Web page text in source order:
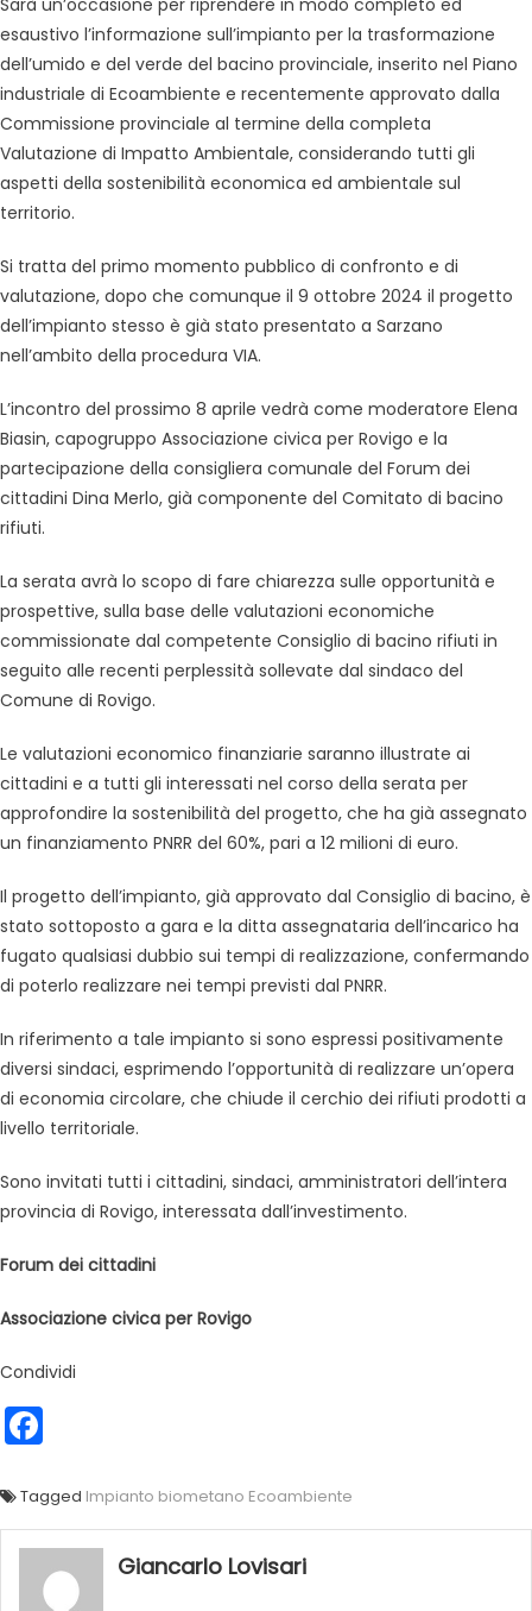
Sarà un’occasione per riprendere in modo completo ed
esaustivo l’informazione sull’impianto per la trasformazione
dell’umido e del verde del bacino provinciale, inserito nel Piano
industriale di Ecoambiente e recentemente approvato dalla
Commissione provinciale al termine della completa
Valutazione di Impatto Ambientale, considerando tutti gli
aspetti della sostenibilità economica ed ambientale sul
territorio.
Si tratta del primo momento pubblico di confronto e di
valutazione, dopo che comunque il 9 ottobre 2024 il progetto
dell’impianto stesso è già stato presentato a Sarzano
nell’ambito della procedura VIA.
L’incontro del prossimo 8 aprile vedrà come moderatore Elena
Biasin, capogruppo Associazione civica per Rovigo e la
partecipazione della consigliera comunale del Forum dei
cittadini Dina Merlo, già componente del Comitato di bacino
rifiuti.
La serata avrà lo scopo di fare chiarezza sulle opportunità e
prospettive, sulla base delle valutazioni economiche
commissionate dal competente Consiglio di bacino rifiuti in
seguito alle recenti perplessità sollevate dal sindaco del
Comune di Rovigo.
Le valutazioni economico finanziarie saranno illustrate ai
cittadini e a tutti gli interessati nel corso della serata per
approfondire la sostenibilità del progetto, che ha già assegnato
un finanziamento PNRR del 60%, pari a 12 milioni di euro.
Il progetto dell’impianto, già approvato dal Consiglio di bacino, è
stato sottoposto a gara e la ditta assegnataria dell’incarico ha
fugato qualsiasi dubbio sui tempi di realizzazione, confermando
di poterlo realizzare nei tempi previsti dal PNRR.
In riferimento a tale impianto si sono espressi positivamente
diversi sindaci, esprimendo l’opportunità di realizzare un’opera
di economia circolare, che chiude il cerchio dei rifiuti prodotti a
livello territoriale.
Sono invitati tutti i cittadini, sindaci, amministratori dell’intera
provincia di Rovigo, interessata dall’investimento.
Forum dei cittadini
Associazione civica per Rovigo
Condividi
Tagged Impianto biometano Ecoambiente
Giancarlo Lovisari